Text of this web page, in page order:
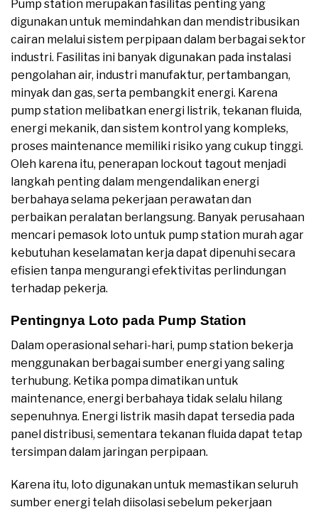
Pump station merupakan fasilitas penting yang
digunakan untuk memindahkan dan mendistribusikan
cairan melalui sistem perpipaan dalam berbagai sektor
industri. Fasilitas ini banyak digunakan pada instalasi
pengolahan air, industri manufaktur, pertambangan,
minyak dan gas, serta pembangkit energi. Karena
pump station melibatkan energi listrik, tekanan fluida,
energi mekanik, dan sistem kontrol yang kompleks,
proses maintenance memiliki risiko yang cukup tinggi.
Oleh karena itu, penerapan lockout tagout menjadi
langkah penting dalam mengendalikan energi
berbahaya selama pekerjaan perawatan dan
perbaikan peralatan berlangsung. Banyak perusahaan
mencari pemasok loto untuk pump station murah agar
kebutuhan keselamatan kerja dapat dipenuhi secara
efisien tanpa mengurangi efektivitas perlindungan
terhadap pekerja.
Pentingnya Loto pada Pump Station
Dalam operasional sehari-hari, pump station bekerja
menggunakan berbagai sumber energi yang saling
terhubung. Ketika pompa dimatikan untuk
maintenance, energi berbahaya tidak selalu hilang
sepenuhnya. Energi listrik masih dapat tersedia pada
panel distribusi, sementara tekanan fluida dapat tetap
tersimpan dalam jaringan perpipaan.
Karena itu, loto digunakan untuk memastikan seluruh
sumber energi telah diisolasi sebelum pekerjaan